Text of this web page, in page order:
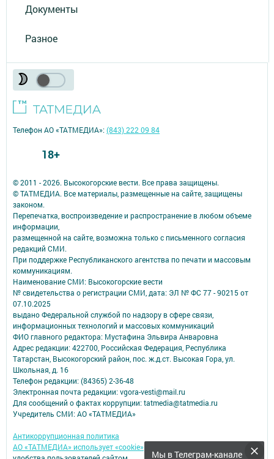
Документы
Разное
Мы в Телеграм-канале
© 2011 - 2026. Высокогорские вести. Все права защищены.
© ТАТМЕДИА. Все материалы, размещенные на сайте, защищены
законом.
Перепечатка, воспроизведение и распространение в любом объеме
информации,
размещенной на сайте, возможна только с письменного согласия
редакций СМИ.
При поддержке Республиканского агентства по печати и массовым
коммуникациям.
Наименование СМИ: Высокогорские вести
№ свидетельства о регистрации СМИ, дата: ЭЛ № ФС 77 - 90215 от
07.10.2025
выдано Федеральной службой по надзору в сфере связи,
информационных технологий и массовых коммуникаций
ФИО главного редактора: Мустафина Эльвира Анваровна
Адрес редакции: 422700, Российская Федерация, Республика
Татарстан, Высокогорский район, пос. ж.д.ст. Высокая Гора, ул.
Школьная, д. 16
Телефон редакции: (84365) 2-36-48
Электронная почта редакции: vgora-vesti@mail.ru
Для сообщений о фактах коррупции: tatmedia@tatmedia.ru
Учредитель СМИ: АО «ТАТМЕДИА»
Антикоррупционная политика
АО «ТАТМЕДИА» использует «cookie» для персонализации сервисов и
Телефон АО «ТАТМЕДИА»:(843) 222 09 84
18+